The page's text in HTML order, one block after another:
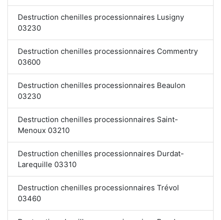
Destruction chenilles processionnaires Lusigny
03230
Destruction chenilles processionnaires Commentry
03600
Destruction chenilles processionnaires Beaulon
03230
Destruction chenilles processionnaires Saint-
Menoux 03210
Destruction chenilles processionnaires Durdat-
Larequille 03310
Destruction chenilles processionnaires Trévol
03460